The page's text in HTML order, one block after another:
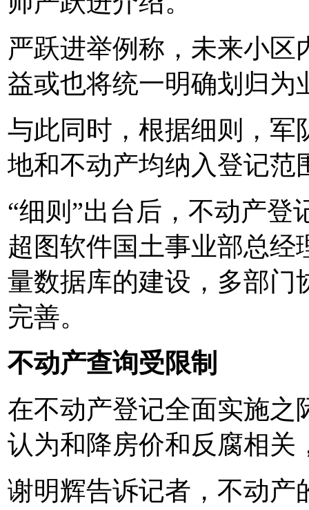
严跃进举例称，未来小
益或也将统一明确划归为
与此同时，根据细则，军
地和不动产均纳入登记范
“细则”出台后，不动产
超图软件国土事业部总经
量数据库的建设，多部门
完善。
不动产查询受限制
在不动产登记全面实施之
认为和降房价和反腐相关
谢明辉告诉记者，不动产